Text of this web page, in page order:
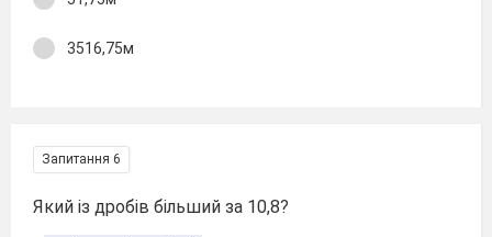
3516,75м
Запитання 6
Який із дробів більший за 10,8?